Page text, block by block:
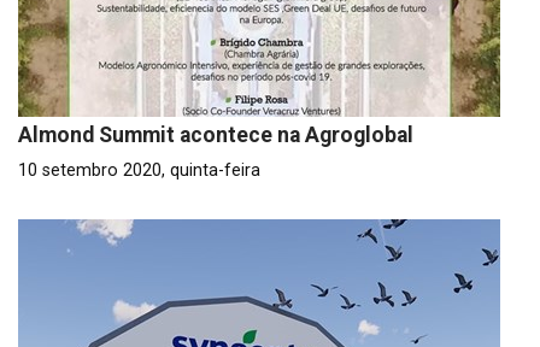
Almond Summit acontece na Agroglobal
10 setembro 2020, quinta-feira